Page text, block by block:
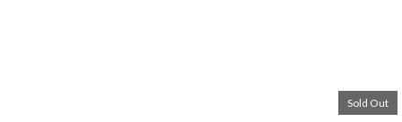
Sold Out